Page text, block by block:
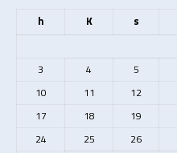
h
K s
3
4 5
10
11 12
17
18 19
24
25 26